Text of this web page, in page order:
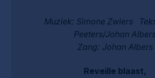
Muziek: Simone Zwiers
Peeters/Johan
Zang: Johan Albers
Reveille blaast,